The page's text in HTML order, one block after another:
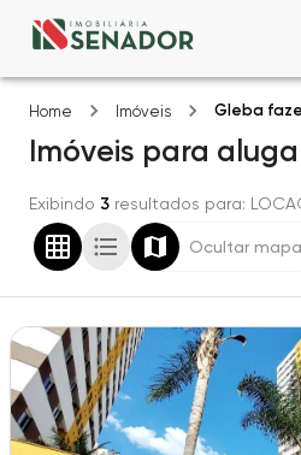
Home Imóveis Gleba
Imóveis para
Exibindo 3 resultados para:
Ocultar mapa